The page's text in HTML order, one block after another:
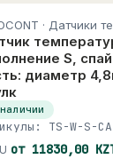
· Датчики
S,
диаметр
TS-W-S-
от 11830,00